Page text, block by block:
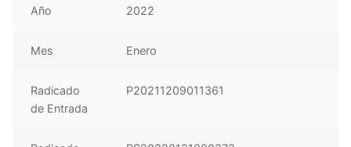
Año 2022
Mes Enero
Radicado
de Entrada
P20211209011361